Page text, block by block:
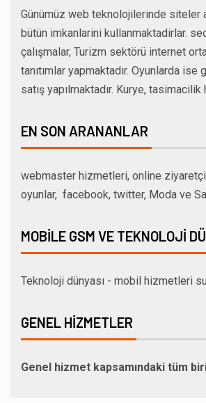
Günümüz web teknolojilerinde siteler
bütün imkanlarini kullanmaktadirlar.
çalışmalar, Turizm sektörü internet
tanıtımlar yapmaktadır. Oyunlarda ise
satış yapılmaktadır. Kurye,
EN SON ARANANLAR
webmaster hizmetleri, online
oyunlar, facebook, twitter, Moda ve
MOBILE GSM VE TEKNOLOJI
Teknoloji dünyası - mobil hizmetleri
GENEL HIZMETLER
Genel hizmet kapsamındaki tüm